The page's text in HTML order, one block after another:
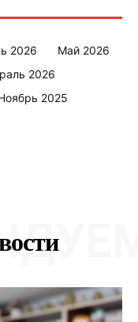
2026
Май 2026
2026
2025